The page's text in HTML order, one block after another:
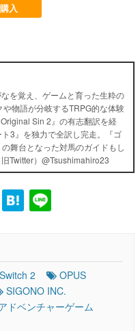
入
なを覚え、ゲームと育った生粋の
物語が分岐するTRPG的な体験
Sin 2』の有志翻訳を経
3』を独力で全訳し完走。『ゴ
舞台となった対馬のガイドもし
Twitter）@Tsushimahiro23
2
OPUS
SIGONO INC.
ドベンチャーゲーム